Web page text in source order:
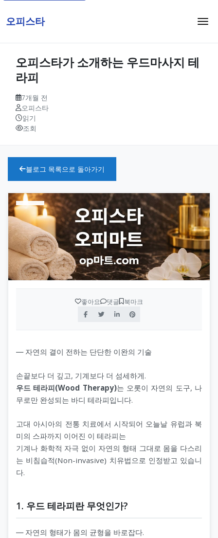
오피스타
오피스타가 소개하는 우드마사지 테
라피
7개월 전
오피스타
읽기
조회
블로그 목록으로 돌아가기
좋아요 댓글 북마크
― 자연의 결이 전하는 단단한 이완의 기술
손끝보다 더 깊고, 기계보다 더 섬세하게.
우드 테라피(Wood Therapy)는 오롯이 자연의 도구, 나
무로만 완성되는 바디 테라피입니다.
고대 아시아의 전통 치료에서 시작되어 오늘날 유럽과 북
미의 스파까지 이어진 이 테라피는
기계나 화학적 자극 없이 자연의 형태 그대로 몸을 다스리
는 비침습적(Non-invasive) 치유법으로 인정받고 있습니
다.
1. 우드 테라피란 무엇인가?
― 자연의 형태가 몸의 균형을 바로잡다.